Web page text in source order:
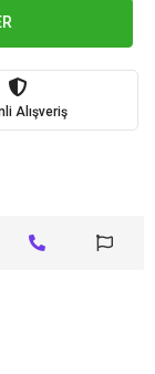
Alışveriş